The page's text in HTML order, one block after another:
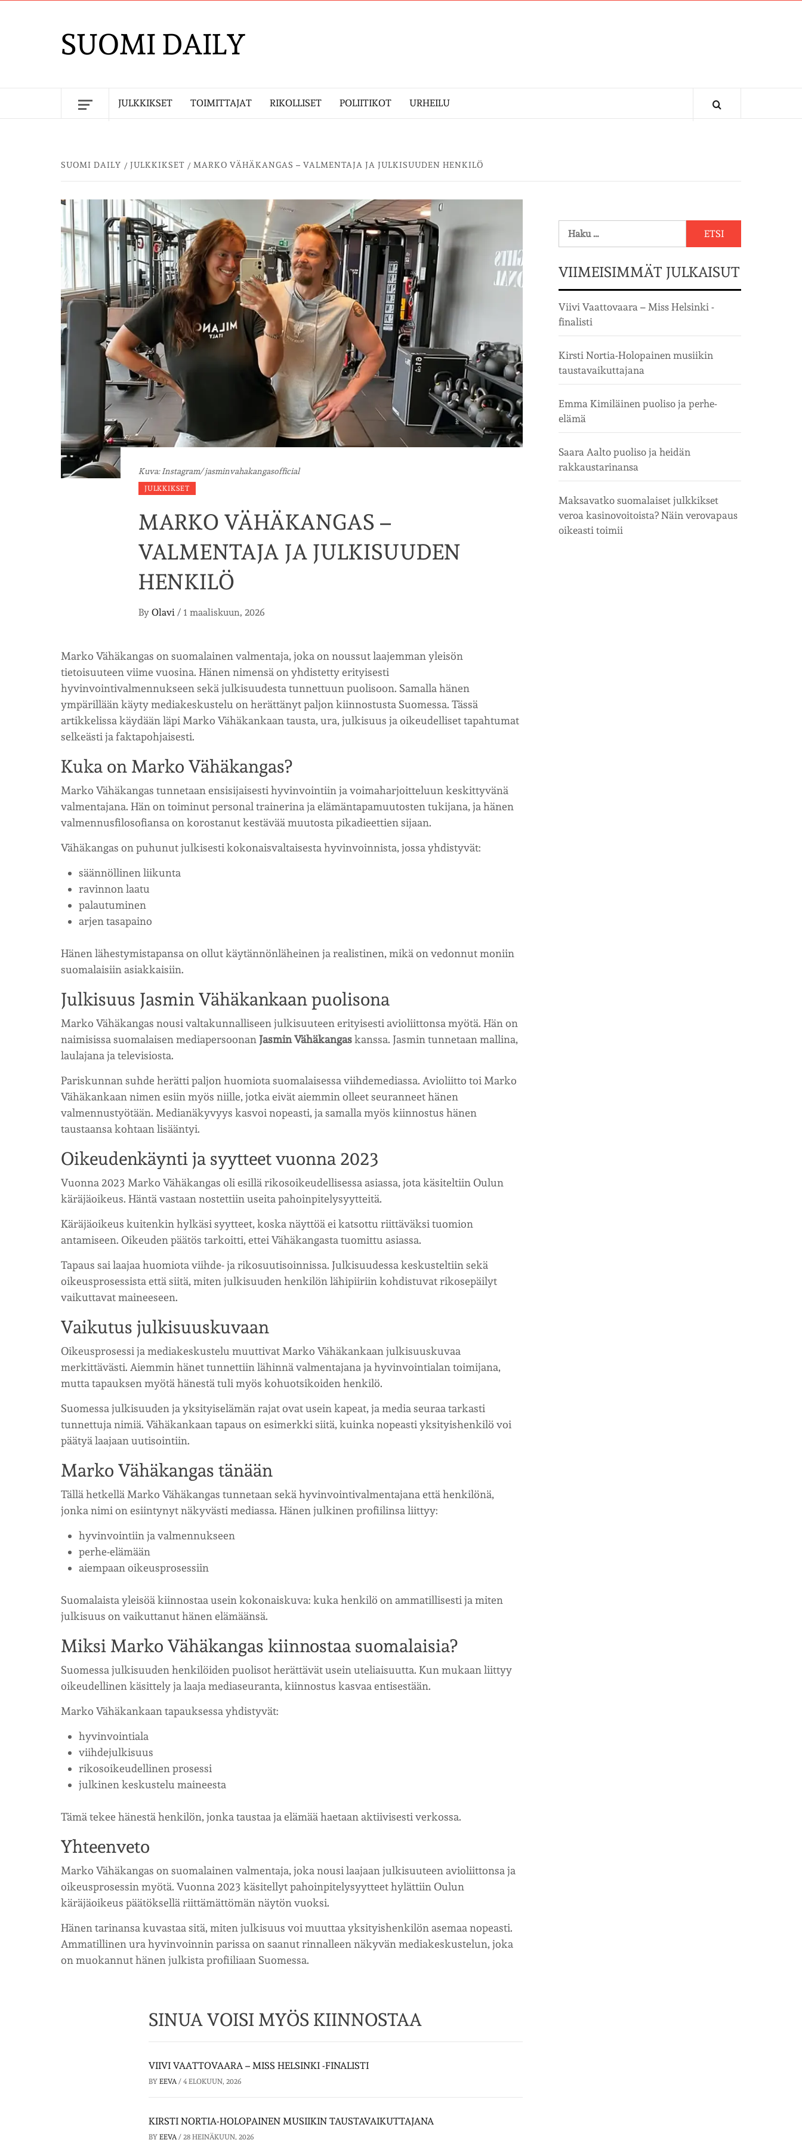
SUOMI DAILY
JULKKIKSET TOIMITTAJAT RIKOLLISET POLIITIKOT URHEILU
SUOMI DAILY JULKKIKSET MARKO VÄHÄKANGAS – VALMENTAJA JA JULKISUUDEN HENKILÖ
Kuva: Instagram/ jasminvahakangasofficial
JULKKIKSET
MARKO VÄHÄKANGAS –
VALMENTAJA JA JULKISUUDEN
HENKILÖ
By Olavi / 1 maaliskuun, 2026
Marko Vähäkangas on suomalainen valmentaja, joka on noussut laajemman yleisön
tietoisuuteen viime vuosina. Hänen nimensä on yhdistetty erityisesti
hyvinvointivalmennukseen sekä julkisuudesta tunnettuun puolisoon. Samalla hänen
ympärillään käyty mediakeskustelu on herättänyt paljon kiinnostusta Suomessa. Tässä
artikkelissa käydään läpi Marko Vähäkankaan tausta, ura, julkisuus ja oikeudelliset tapahtumat
selkeästi ja faktapohjaisesti.
Kuka on Marko Vähäkangas?
Marko Vähäkangas tunnetaan ensisijaisesti hyvinvointiin ja voimaharjoitteluun keskittyvänä
valmentajana. Hän on toiminut personal trainerina ja elämäntapamuutosten tukijana, ja hänen
valmennusfilosofiansa on korostanut kestävää muutosta pikadieettien sijaan.
Vähäkangas on puhunut julkisesti kokonaisvaltaisesta hyvinvoinnista, jossa yhdistyvät:
säännöllinen liikunta
ravinnon laatu
palautuminen
arjen tasapaino
Hänen lähestymistapansa on ollut käytännönläheinen ja realistinen, mikä on vedonnut moniin
suomalaisiin asiakkaisiin.
Julkisuus Jasmin Vähäkankaan puolisona
Marko Vähäkangas nousi valtakunnalliseen julkisuuteen erityisesti avioliittonsa myötä. Hän on
naimisissa suomalaisen mediapersoonan Jasmin Vähäkangaskanssa. Jasmin tunnetaan mallina,
laulajana ja televisiosta.
Pariskunnan suhde herätti paljon huomiota suomalaisessa viihdemediassa. Avioliitto toi Marko
Vähäkankaan nimen esiin myös niille, jotka eivät aiemmin olleet seuranneet hänen
valmennustyötään. Medianäkyvyys kasvoi nopeasti, ja samalla myös kiinnostus hänen
taustaansa kohtaan lisääntyi.
Oikeudenkäynti ja syytteet vuonna 2023
Vuonna 2023 Marko Vähäkangas oli esillä rikosoikeudellisessa asiassa, jota käsiteltiin Oulun
käräjäoikeus. Häntä vastaan nostettiin useita pahoinpitelysyytteitä.
Käräjäoikeus kuitenkin hylkäsi syytteet, koska näyttöä ei katsottu riittäväksi tuomion
antamiseen. Oikeuden päätös tarkoitti, ettei Vähäkangasta tuomittu asiassa.
Tapaus sai laajaa huomiota viihde- ja rikosuutisoinnissa. Julkisuudessa keskusteltiin sekä
oikeusprosessista että siitä, miten julkisuuden henkilön lähipiiriin kohdistuvat rikosepäilyt
vaikuttavat maineeseen.
Vaikutus julkisuuskuvaan
Oikeusprosessi ja mediakeskustelu muuttivat Marko Vähäkankaan julkisuuskuvaa
merkittävästi. Aiemmin hänet tunnettiin lähinnä valmentajana ja hyvinvointialan toimijana,
mutta tapauksen myötä hänestä tuli myös kohuotsikoiden henkilö.
Suomessa julkisuuden ja yksityiselämän rajat ovat usein kapeat, ja media seuraa tarkasti
tunnettuja nimiä. Vähäkankaan tapaus on esimerkki siitä, kuinka nopeasti yksityishenkilö voi
päätyä laajaan uutisointiin.
Marko Vähäkangas tänään
Tällä hetkellä Marko Vähäkangas tunnetaan sekä hyvinvointivalmentajana että henkilönä,
jonka nimi on esiintynyt näkyvästi mediassa. Hänen julkinen profiilinsa liittyy:
hyvinvointiin ja valmennukseen
perhe-elämään
aiempaan oikeusprosessiin
Suomalaista yleisöä kiinnostaa usein kokonaiskuva: kuka henkilö on ammatillisesti ja miten
julkisuus on vaikuttanut hänen elämäänsä.
Miksi Marko Vähäkangas kiinnostaa suomalaisia?
Suomessa julkisuuden henkilöiden puolisot herättävät usein uteliaisuutta. Kun mukaan liittyy
oikeudellinen käsittely ja laaja mediaseuranta, kiinnostus kasvaa entisestään.
Marko Vähäkankaan tapauksessa yhdistyvät:
hyvinvointiala
viihdejulkisuus
rikosoikeudellinen prosessi
julkinen keskustelu maineesta
Tämä tekee hänestä henkilön, jonka taustaa ja elämää haetaan aktiivisesti verkossa.
Yhteenveto
Marko Vähäkangas on suomalainen valmentaja, joka nousi laajaan julkisuuteen avioliittonsa ja
oikeusprosessin myötä. Vuonna 2023 käsitellyt pahoinpitelysyytteet hylättiin Oulun
käräjäoikeus päätöksellä riittämättömän näytön vuoksi.
Hänen tarinansa kuvastaa sitä, miten julkisuus voi muuttaa yksityishenkilön asemaa nopeasti.
Ammatillinen ura hyvinvoinnin parissa on saanut rinnalleen näkyvän mediakeskustelun, joka
on muokannut hänen julkista profiiliaan Suomessa.
SINUA VOISI MYÖS KIINNOSTAA
VIIVI VAATTOVAARA – MISS HELSINKI -FINALISTI
BY EEVA / 4 ELOKUUN, 2026
KIRSTI NORTIA-HOLOPAINEN MUSIIKIN TAUSTAVAIKUTTAJANA
BY EEVA / 28 HEINÄKUUN, 2026
Haku:
VIIMEISIMMÄT JULKAISUT
Viivi Vaattovaara – Miss Helsinki -
finalisti
Kirsti Nortia-Holopainen musiikin
taustavaikuttajana
Emma Kimiläinen puoliso ja perhe-
elämä
Saara Aalto puoliso ja heidän
rakkaustarinansa
Maksavatko suomalaiset julkkikset
veroa kasinovoitoista? Näin verovapaus
oikeasti toimii